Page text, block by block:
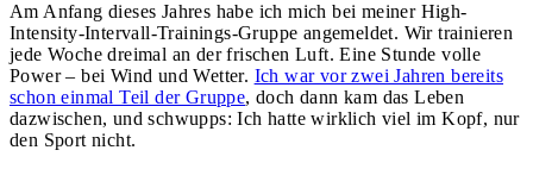
Am Anfang dieses Jahres habe ich mich bei meiner High-
Intensity-Intervall-Trainings-Gruppe angemeldet. Wir trainieren
jede Woche dreimal an der frischen Luft. Eine Stunde volle
Power – bei Wind und Wetter. Ich war vor zwei Jahren bereits
schon einmal Teil der Gruppe, doch dann kam das Leben
dazwischen, und schwupps: Ich hatte wirklich viel im Kopf, nur
den Sport nicht.